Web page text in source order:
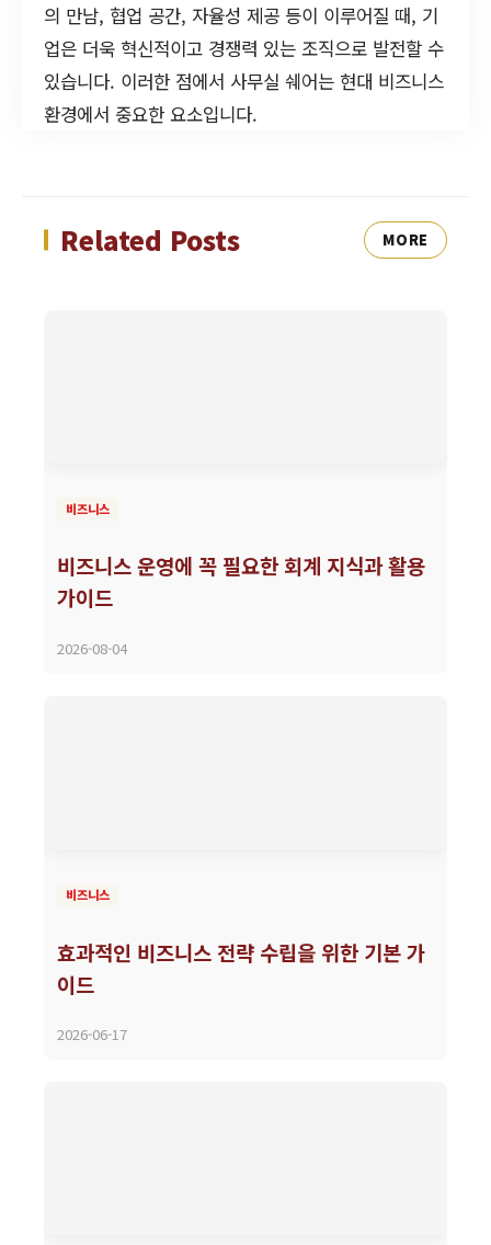
의 만남, 협업 공간, 자율성 제공 등이 이루어질 때, 기
업은 더욱 혁신적이고 경쟁력 있는 조직으로 발전할 수
있습니다. 이러한 점에서 사무실 쉐어는 현대 비즈니스
환경에서 중요한 요소입니다.
Related Posts MORE
비즈니스
비즈니스 운영에 꼭 필요한 회계 지식과 활용
가이드
2026-08-04
비즈니스
효과적인 비즈니스 전략 수립을 위한 기본 가
이드
2026-06-17